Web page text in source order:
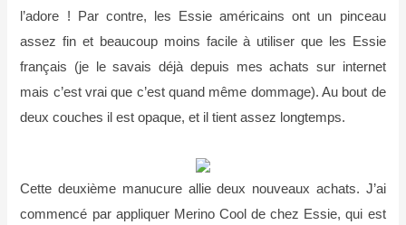
l’adore ! Par contre, les Essie américains ont un pinceau
assez fin et beaucoup moins facile à utiliser que les Essie
français (je le savais déjà depuis mes achats sur internet
mais c’est vrai que c’est quand même dommage). Au bout de
deux couches il est opaque, et il tient assez longtemps.
Cette deuxième manucure allie deux nouveaux achats. J’ai
commencé par appliquer Merino Cool de chez Essie, qui est